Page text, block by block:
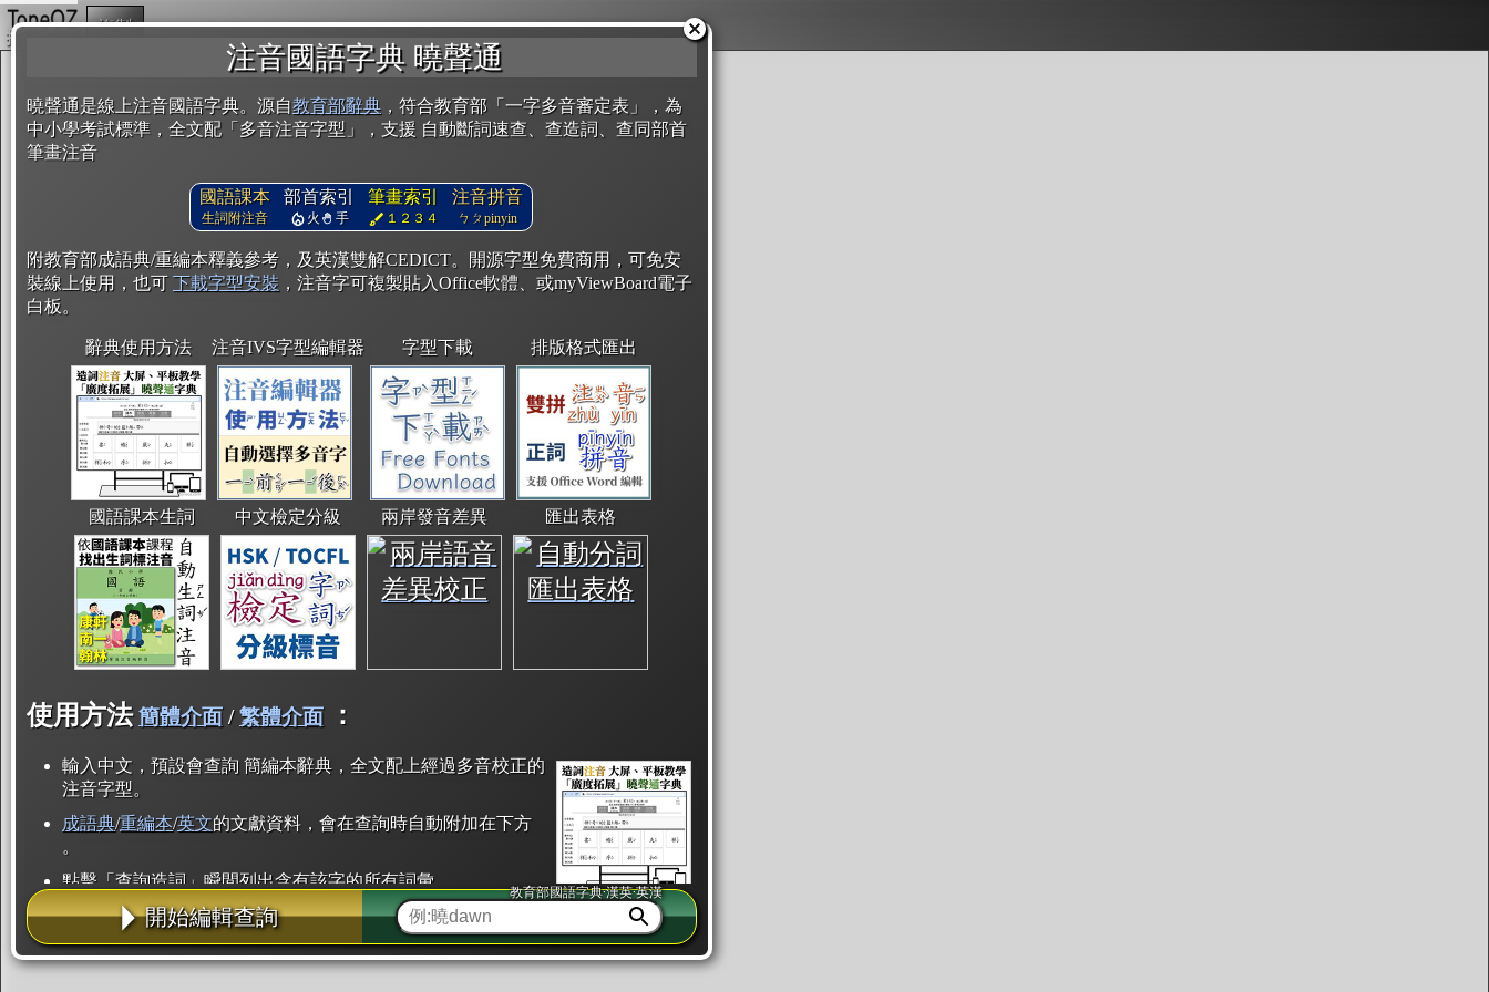
注音國語字典 曉聲通
曉聲通是線上注音國語字典。源自教育部辭典 ，符合教育部「一字多音審定表」，為
中小學考試標準，全文配「多音注音字型」，支援 自動斷詞速查、查造詞、查同部首
筆畫注音
國語課本
生詞附注音
部首索引
火 手
筆畫索引
１２３４
注音拼音
ㄅㄆpinyin
附教育部成語典/重編本釋義參考，及英漢雙解CEDICT。開源字型免費商用，可免安
裝線上使用，也可 下載字型安裝 ，注音字可複製貼入Office軟體、或myViewBoard電子
白板。
辭典使用方法 注音IVS字型編輯器 字型下載 排版格式匯出
國語課本生詞 中文檢定分級 兩岸發音差異 匯出表格
使用方法 簡體介面/繁體介面 ：
輸入中文，預設會查詢 簡編本辭典，全文配上經過多音校正的
注音字型。
成語典/重編本/英文的文獻資料，會在查詢時自動附加在下方
。
點擊「查詢造詞」瞬間列出含有該字的所有詞彙。
點「部首」瞬間列出所有「同部首字」。也支援查詢「同注音」或「同筆畫」。
辭典解釋的全文都經過自動斷詞，點擊便可瞬間「連續查詢」此字詞的解釋，不
用手動重複輸入。
開始編輯查詢
教育部國語字典·漢英·英漢
複製